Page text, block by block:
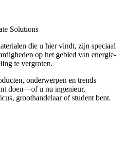
Solutions
die u hier vindt, zijn speciaal
op het gebied van energie-
te vergroten.
onderwerpen en trends
doen—of u nu ingenieur,
groothandelaar of student bent.